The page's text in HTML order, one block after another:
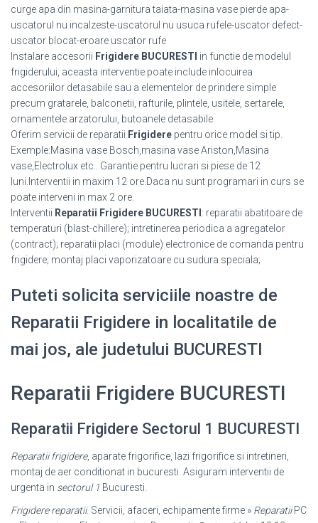
curge apa din masina-garnitura taiata-masina vase pierde apa-
uscatorul nu incalzeste-uscatorul nu usuca rufele-uscator defect-
uscator blocat-eroare uscator rufe
Instalare accesorii Frigidere BUCURESTI in functie de modelul
frigiderului, aceasta interventie poate include inlocuirea
accesoriilor detasabile sau a elementelor de prindere simple
precum gratarele, balconetii, rafturile, plintele, usitele, sertarele,
ornamentele arzatorului, butoanele detasabile.
Oferim servicii de reparatii Frigidere pentru orice model si tip.
Exemple:Masina vase Bosch,masina vase Ariston,Masina
vase,Electrolux etc.. Garantie pentru lucrari si piese de 12
luni.Interventii in maxim 12 ore.Daca nu sunt programari in curs se
poate interveni in max 2 ore.
Interventii Reparatii Frigidere BUCURESTI : reparatii abatitoare de
temperaturi (blast-chillere); intretinerea periodica a agregatelor
(contract); reparatii placi (module) electronice de comanda pentru
frigidere; montaj placi vaporizatoare cu sudura speciala;
Puteti solicita serviciile noastre de
Reparatii Frigidere in localitatile de
mai jos, ale judetului BUCURESTI
Reparatii Frigidere BUCURESTI
Reparatii Frigidere Sectorul 1 BUCURESTI
Reparatii frigidere, aparate frigorifice, lazi frigorifice si intretineri,
montaj de aer conditionat in bucuresti. Asiguram interventii de
urgenta in sectorul 1 Bucuresti.
Frigidere reparatii. Servicii, afaceri, echipamente firme » ReparatiiPC